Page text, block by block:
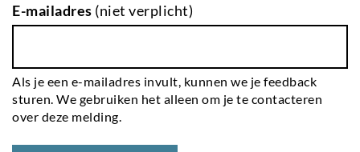
E-mailadres (niet verplicht)
Als je een e-mailadres invult, kunnen we je feedback
sturen. We gebruiken het alleen om je te contacteren
over deze melding.